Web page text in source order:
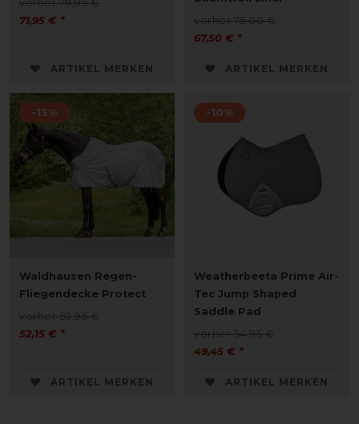
vorher 79,95 €
71,95 € *
ARTIKEL MERKEN
vorher 75,00 €
67,50 € *
ARTIKEL MERKEN
-13%
Waldhausen Regen-
Fliegendecke Protect
vorher 59,95 €
52,15 € *
ARTIKEL MERKEN
-10%
Weatherbeeta Prime Air-
Tec Jump Shaped
Saddle Pad
vorher 54,95 €
49,45 € *
ARTIKEL MERKEN